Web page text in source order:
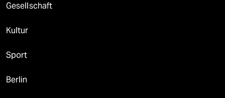
Gesellschaft
Kultur
Sport
Berlin